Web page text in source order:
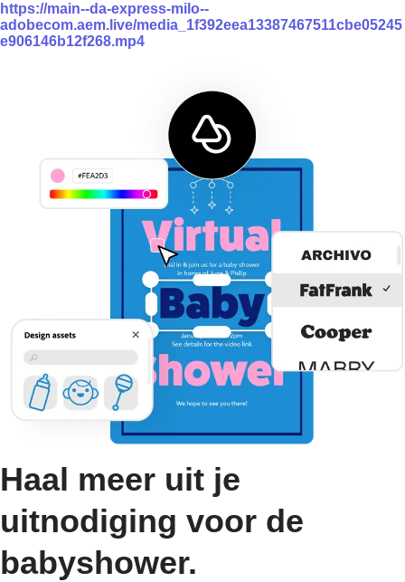
https://main--da-express-milo--
adobecom.aem.live/media_1f392eea13387467511cbe05245
e906146b12f268.mp4
Haal meer uit je
uitnodiging voor de
babyshower.